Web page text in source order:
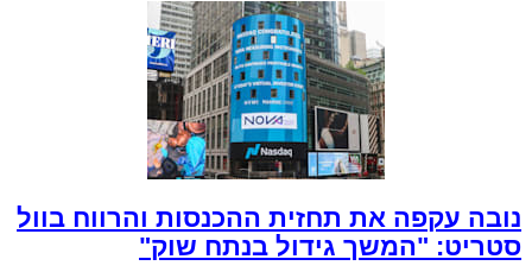
נובה עקפה את תחזית ההכנסות והרווח בוול
סטריט: "המשך גידול בנתח שוק"